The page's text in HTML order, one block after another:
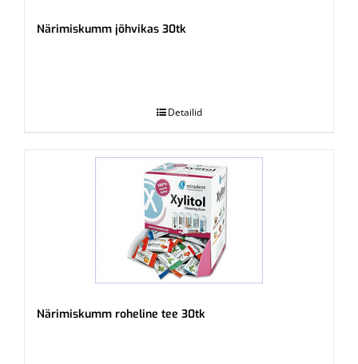
Närimiskumm jõhvikas 30tk
Detailid
Närimiskumm roheline tee 30tk